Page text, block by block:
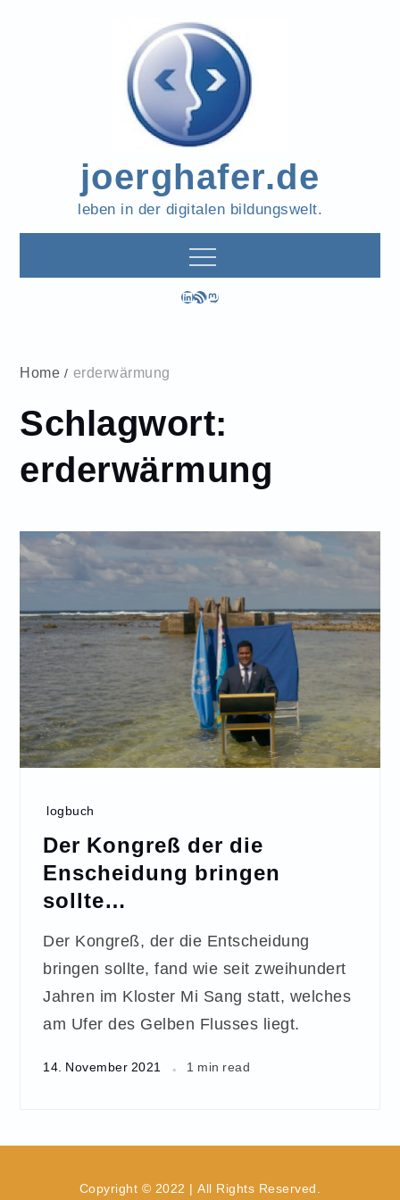
joerghafer.de
leben in der digitalen bildungswelt.
LinkedIn
RSS-FeedMastodon
Home erderwärmung
Schlagwort:
erderwärmung
logbuch
Der Kongreß der die
Enscheidung bringen
sollte…
Der Kongreß, der die Entscheidung
bringen sollte, fand wie seit zweihundert
Jahren im Kloster Mi Sang statt, welches
am Ufer des Gelben Flusses liegt.
14. November 2021 1 min read
Copyright © 2022 | All Rights Reserved.